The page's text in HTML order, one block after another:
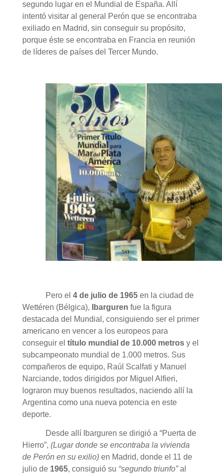
segundo lugar en el Mundial de España. Allí
intentó visitar al general Perón que se encontraba
exiliado en Madrid, sin conseguir su propósito,
porque éste se encontraba en Francia en reunión
de líderes de países del Tercer Mundo.
Pero el4 de julio de 1965 en la ciudad de
Wettéren (Bélgica),
Ibarguren fue la figura
destacada del Mundial, consiguiendo ser el primer
americano en vencer a los europeos para
conseguir el título mundial de 10.000 metrosy el
subcampeonato mundial de 1.000 metros. Sus
compañeros de equipo, Raúl Scalfati y Manuel
Narciande, todos dirigidos por Miguel Alfieri,
lograron muy buenos resultados, naciendo allí la
Argentina como una nueva potencia en este
deporte.
Desde allí Ibarguren se dirigió a “Puerta de
Hierro”, (Lugar donde se encontraba la vivienda
de Perón en su exilio)en Madrid, donde el 11 de
julio de 1965, consiguió su “segundo triunfo”al